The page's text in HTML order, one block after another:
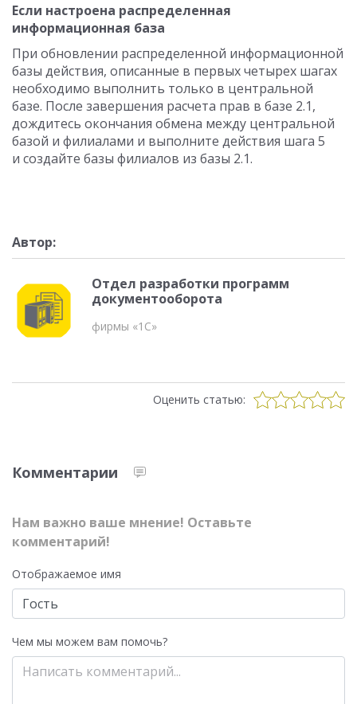
Если настроена распределенная
информационная база
При обновлении распределенной информационной
базы действия, описанные в первых четырех шагах
необходимо выполнить только в центральной
базе. После завершения расчета прав в базе 2.1,
дождитесь окончания обмена между центральной
базой и филиалами и выполните действия шага 5
и создайте базы филиалов из базы 2.1.
Автор:
Отдел разработки программ
документооборота
фирмы «1С»
Оценить статью:
Комментарии
Нам важно ваше мнение! Оставьте
комментарий!
Отображаемое имя
Чем мы можем вам помочь?